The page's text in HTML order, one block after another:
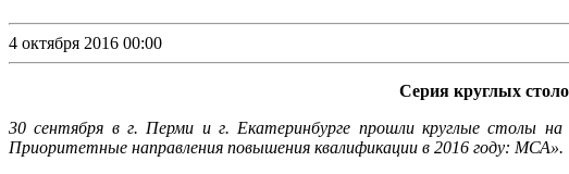
4 октября 2016 00:00
Серия круглых
30 сентября в г. Перми и г. Екатеринбурге прошли круглые столы на
Приоритетные направления повышения квалификации в 2016 году: МСА».